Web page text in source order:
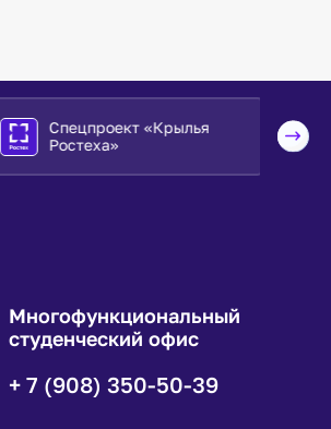
Спецпроект «Крылья
Ростеха»
Многофункциональный
студенческий офис
+ 7 (908) 350-50-39